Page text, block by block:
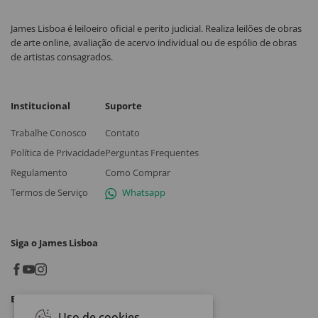
James Lisboa é leiloeiro oficial e perito judicial. Realiza leilões de obras
de arte online, avaliação de acervo individual ou de espólio de obras
de artistas consagrados.
Institucional
Trabalhe Conosco
Política de Privacidade
Regulamento
Termos de Serviço
Suporte
Contato
Perguntas Frequentes
Como Comprar
Whatsapp
Siga o James Lisboa
Baixe o App